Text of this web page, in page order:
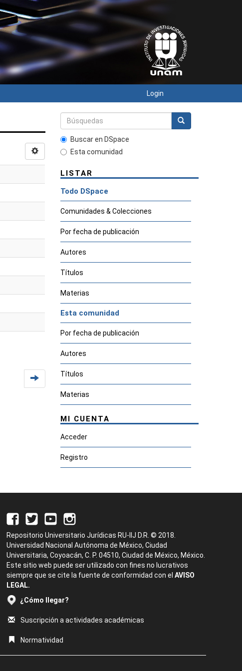
Login
Buscar en DSpace
Esta comunidad
LISTAR
Todo DSpace
Comunidades & Colecciones
Por fecha de publicación
Autores
Títulos
Materias
Esta comunidad
Por fecha de publicación
Autores
Títulos
Materias
MI CUENTA
Acceder
Registro
Repositorio Universitario Jurídicas RU-IIJ D.R. © 2018.
Universidad Nacional Autónoma de México, Ciudad
Universitaria, Coyoacán, C. P. 04510, Ciudad de México, México.
Este sitio web puede ser utilizado con fines no lucrativos
siempre que se cite la fuente de conformidad con el AVISO
LEGAL.
¿Cómo llegar?
Suscripción a actividades académicas
Normatividad